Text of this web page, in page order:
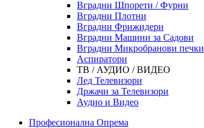
Вградни Шпорети / Фурни
Вградни Плотни
Вградни Фрижидери
Вградни Машини за Садови
Вградни Микробранови печки
Аспиратори
ТВ / АУДИО / ВИДЕО
Лед Телевизори
Држачи за Телевизори
Аудио и Видео
Професионална Опрема